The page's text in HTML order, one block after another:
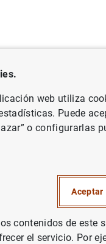
actuación
e investigación
2002
Serie: Boletín
web utiliza
Puede
o configurarlas
Aceptar
contenidos de este
el servicio. Por